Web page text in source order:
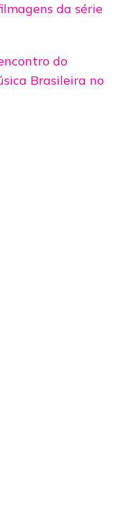
da série
do
Brasileira no